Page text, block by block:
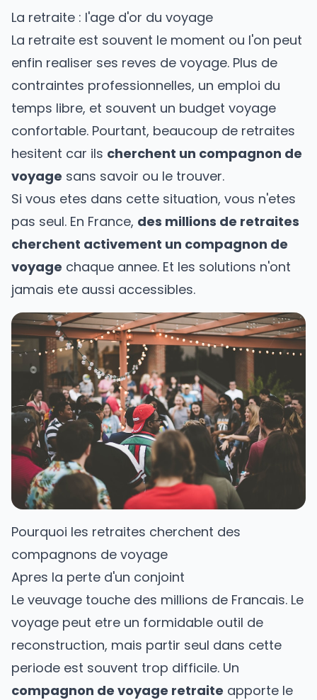
La retraite : l'age d'or du voyage
La retraite est souvent le moment ou l'on peut
enfin realiser ses reves de voyage. Plus de
contraintes professionnelles, un emploi du
temps libre, et souvent un budget voyage
confortable. Pourtant, beaucoup de retraites
hesitent car ils cherchent un compagnon de
voyage sans savoir ou le trouver.
Si vous etes dans cette situation, vous n'etes
pas seul. En France, des millions de retraites
cherchent activement un compagnon de
voyage chaque annee. Et les solutions n'ont
jamais ete aussi accessibles.
Pourquoi les retraites cherchent des
compagnons de voyage
Apres la perte d'un conjoint
Le veuvage touche des millions de Francais. Le
voyage peut etre un formidable outil de
reconstruction, mais partir seul dans cette
periode est souvent trop difficile. Un
compagnon de voyage retraite apporte le